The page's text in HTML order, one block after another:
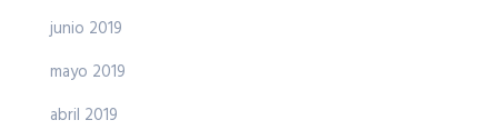
junio 2019
mayo 2019
abril 2019